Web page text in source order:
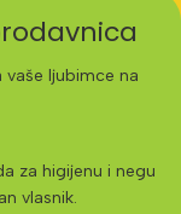
ljubimce na
za higijenu i negu
vlasnik.